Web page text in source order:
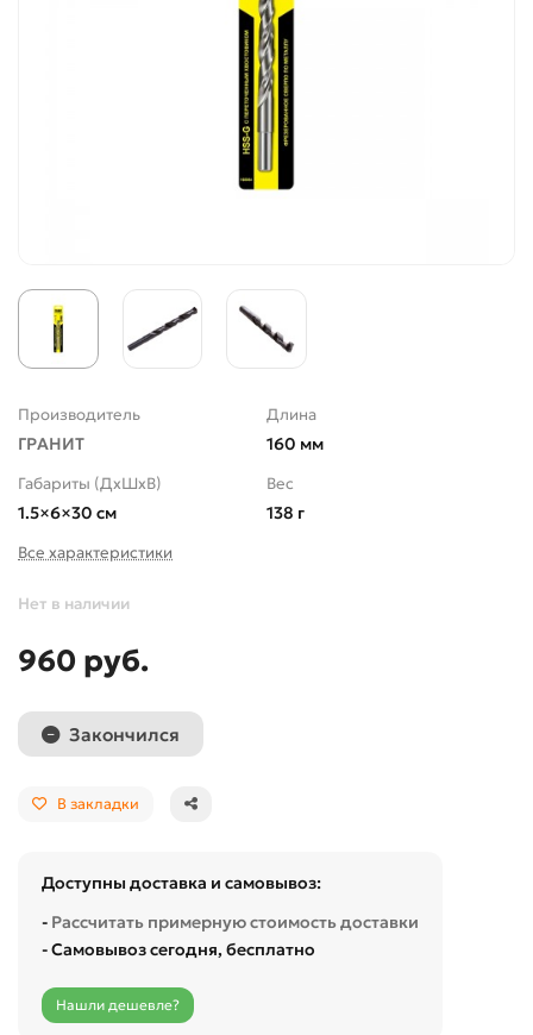
Производитель
ГРАНИТ
Длина
160 мм
Габариты (ДхШхВ)
1.5×6×30 см
Вес
138 г
Все характеристики
Нет в наличии
960 руб.
Закончился
В закладки
Доступны доставка и самовывоз:
- Рассчитать примерную стоимость доставки
- Самовывоз сегодня, бесплатно
Нашли дешевле?